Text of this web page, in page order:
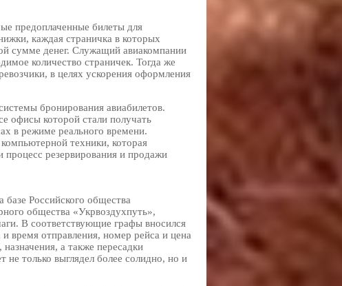
предоплаченные билеты для
каждая страничка в которых
сумме денег. Служащий авиакомпании
количество страничек. Тогда же
в целях ускорения оформления
бронирования авиабилетов.
офисы которой стали получать
в режиме реального времени.
техники, которая
процесс резервирования и продажи
Российского общества
общества «Укрвоздухпуть»,
В соответствующие графы вносился
время отправления, номер рейса и цена
а также пересадки
только выглядел более солидно, но и